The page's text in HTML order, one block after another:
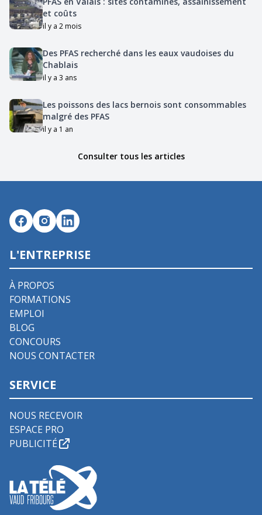
et coûts
il y a 2 mois
Des PFAS recherché dans les eaux vaudoises du
Chablais
il y a 3 ans
Les poissons des lacs bernois sont consommables
malgré des PFAS
il y a 1 an
Consulter tous les articles
L'ENTREPRISE
À PROPOS
FORMATIONS
EMPLOI
BLOG
CONCOURS
NOUS CONTACTER
SERVICE
NOUS RECEVOIR
ESPACE PRO
PUBLICITÉ